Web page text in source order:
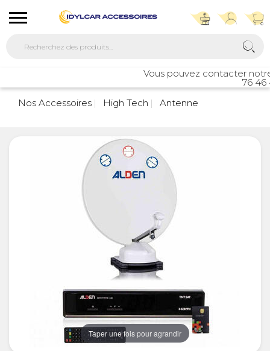
Vous pouvez contacter
76 46
Nos Accessoires
High Tech Antenne
Taper une fois pour agrandir